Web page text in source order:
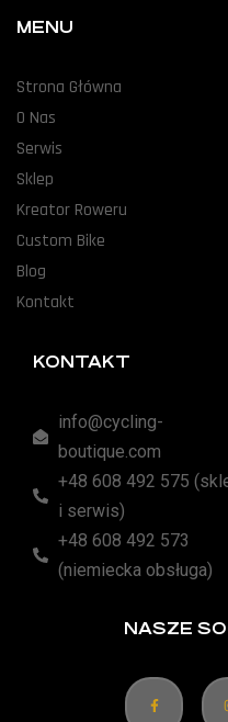
MENU
Strona Główna
O Nas
Serwis
Sklep
Kreator Roweru
Custom Bike
Blog
Kontakt
KONTAKT
info@cycling-
boutique.com
+48 608 492 575
i serwis)
+48 608 492 573
(niemiecka obsługa)
NASZE